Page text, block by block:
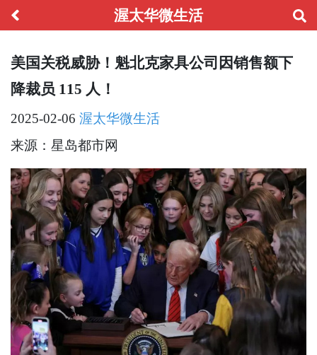
渥太华微生活
美国关税威胁！魁北克家具公司因销售额下
降裁员 115 人！
2025-02-06 渥太华微生活
来源：星岛都市网